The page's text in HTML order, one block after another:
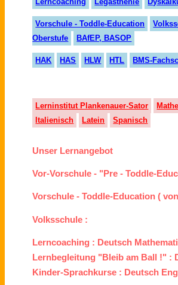
Vorschule - Toddle-Education
Oberstufe
BAfEP, BASOP
HAK HAS HLW HTL BMS-
Lerninstitut Plankenauer-Sator
Italienisch
Latein Spanisch
Unser Lernangebot
Vor-Vorschule - "Pre - Toddle-
Vorschule - Toddle-Education (
Volksschule :
Lerncoaching : Deutsch
Lernbegleitung "Bleib am Ball !" :
Kinder-Sprachkurse : Deutsch